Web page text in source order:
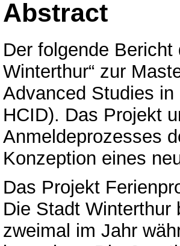
Abstract
Der folgende
Winterthur“ zur
Advanced Studies
HCID). Das Projekt
Anmeldeprozesses
Konzeption eines
Das Projekt
Die Stadt
zweimal im Jahr